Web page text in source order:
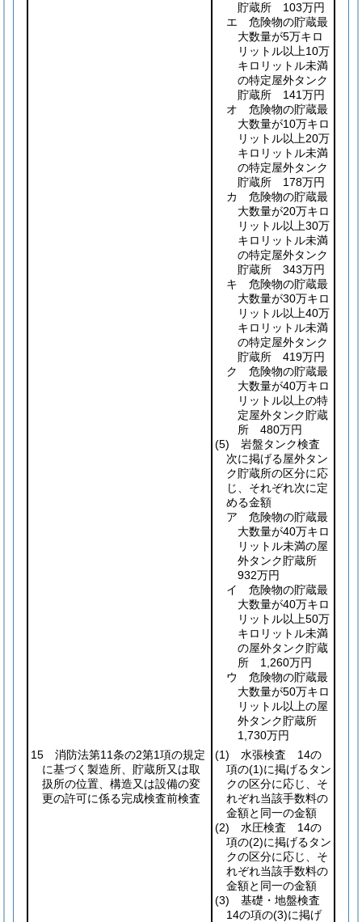
貯蔵所 103万円
エ 危険物の貯蔵最
大数量が5万キロ
リットル以上10万
キロリットル未満
の特定屋外タンク
貯蔵所 141万円
オ 危険物の貯蔵最
大数量が10万キロ
リットル以上20万
キロリットル未満
の特定屋外タンク
貯蔵所 178万円
カ 危険物の貯蔵最
大数量が20万キロ
リットル以上30万
キロリットル未満
の特定屋外タンク
貯蔵所 343万円
キ 危険物の貯蔵最
大数量が30万キロ
リットル以上40万
キロリットル未満
の特定屋外タンク
貯蔵所 419万円
ク 危険物の貯蔵最
大数量が40万キロ
リットル以上の特
定屋外タンク貯蔵
所 480万円
(5) 岩盤タンク検査
次に掲げる屋外タン
ク貯蔵所の区分に応
じ、それぞれ次に定
める金額
ア 危険物の貯蔵最
大数量が40万キロ
リットル未満の屋
外タンク貯蔵所
932万円
イ 危険物の貯蔵最
大数量が40万キロ
リットル以上50万
キロリットル未満
の屋外タンク貯蔵
所 1,260万円
ウ 危険物の貯蔵最
大数量が50万キロ
リットル以上の屋
外タンク貯蔵所
1,730万円
15 消防法第11条の2第1項の規定
に基づく製造所、貯蔵所又は取
扱所の位置、構造又は設備の変
更の許可に係る完成検査前検査
(1) 水張検査 14の
項の(1)に掲げるタン
クの区分に応じ、そ
れぞれ当該手数料の
金額と同一の金額
(2) 水圧検査 14の
項の(2)に掲げるタン
クの区分に応じ、そ
れぞれ当該手数料の
金額と同一の金額
(3) 基礎・地盤検査
14の項の(3)に掲げ